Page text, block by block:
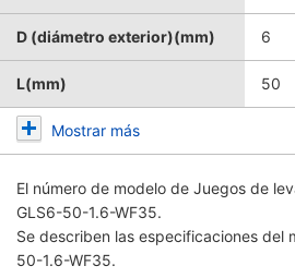
D (diámetro exterior)(mm) 6
L(mm) 50
Mostrar más
El número de modelo de Juegos de
GLS6-50-1.6-WF35.
Se describen las especificaciones del
50-1.6-WF35.